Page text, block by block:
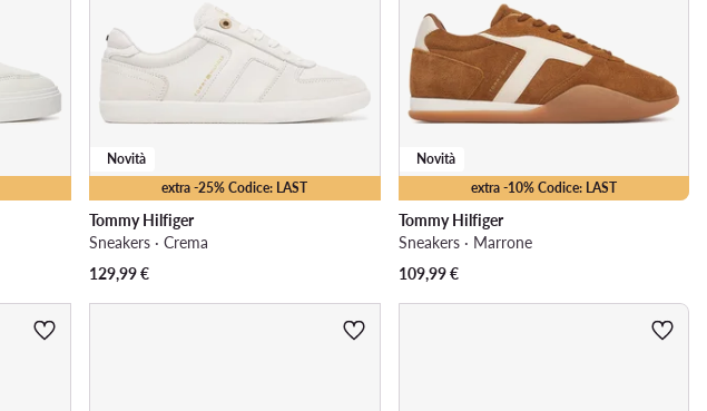
extra -25% Codice: LAST
Novità
Tommy Hilfiger
Sneakers · Crema
129,99€
extra -10% Codice: LAST
Novità
Tommy Hilfiger
Sneakers · Marrone
109,99€